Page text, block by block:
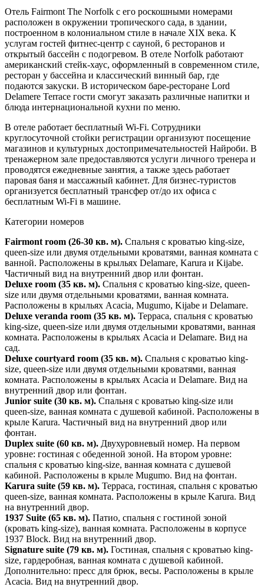
Отель Fairmont The Norfolk с его роскошными номерами
расположен в окружении тропического сада, в здании,
построенном в колониальном стиле в начале XIX века. К
услугам гостей фитнес-центр с сауной, 6 ресторанов и
открытый бассейн с подогревом. В отеле Norfolk работают
американский стейк-хаус, оформленный в современном стиле,
ресторан у бассейна и классический винный бар, где
подаются закуски. В историческом баре-ресторане Lord
Delamere Terrace гости смогут заказать различные напитки и
блюда интернациональной кухни по меню.
В отеле работает бесплатный Wi-Fi. Сотрудники
круглосуточной стойки регистрации организуют посещение
магазинов и культурных достопримечательностей Найроби. В
тренажерном зале предоставляются услуги личного тренера и
проводятся ежедневные занятия, а также здесь работает
паровая баня и массажный кабинет. Для бизнес-туристов
организуется бесплатный трансфер от/до их офиса с
бесплатным Wi-Fi в машине.
Категории номеров
Fairmont room (26-30 кв. м). Спальня с кроватью king-size,
queen-size или двумя отдельными кроватями, ванная комната с
ванной. Расположены в крыльях Delamare, Karura и Kijabe.
Частичный вид на внутренний двор или фонтан.
Deluxe room (35 кв. м). Спальня с кроватью king-size, queen-
size или двумя отдельными кроватями, ванная комната.
Расположены в крыльях Acacia, Mugumo, Kijabe и Delamare.
Deluxe veranda room (35 кв. м). Терраса, спальня с кроватью
king-size, queen-size или двумя отдельными кроватями, ванная
комната. Расположены в крыльях Acacia и Delamare. Вид на
сад.
Deluxe courtyard room (35 кв. м). Спальня с кроватью king-
size, queen-size или двумя отдельными кроватями, ванная
комната. Расположены в крыльях Acacia и Delamare. Вид на
внутренний двор или фонтан.
Junior suite (30 кв. м). Спальня с кроватью king-size или
queen-size, ванная комната с душевой кабиной. Расположены в
крыле Karura. Частичный вид на внутренний двор или
фонтан.
Duplex suite (60 кв. м). Двухуровневый номер. На первом
уровне: гостиная с обеденной зоной. На втором уровне:
спальня с кроватью king-size, ванная комната с душевой
кабиной. Расположены в крыле Mugumo. Вид на фонтан.
Karura suite (59 кв. м). Терраса, гостиная, спальня с кроватью
queen-size, ванная комната. Расположены в крыле Karura. Вид
на внутренний двор.
1937 Suite (65 кв. м). Патио, спальня с гостиной зоной
(кровать king-size), ванная комната. Расположены в корпусе
1937 Block. Вид на внутренний двор.
Signature suite (79 кв. м). Гостиная, спальня с кроватью king-
size, гардеробная, ванная комната с душевой кабиной.
Дополнительно: пресс для брюк, весы. Расположены в крыле
Acacia. Вид на внутренний двор.